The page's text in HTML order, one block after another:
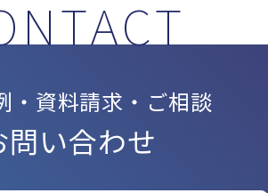
・資料請求・ご相談
問い合わせ